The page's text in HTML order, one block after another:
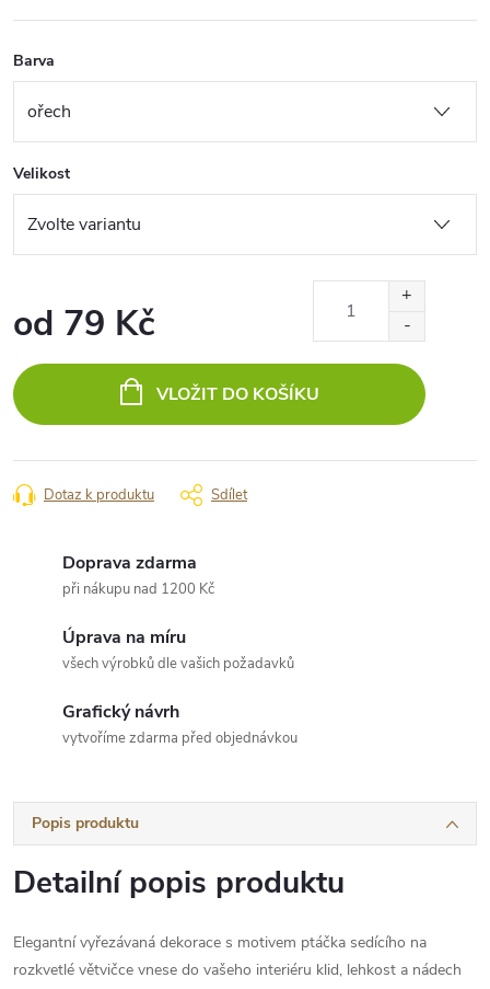
Barva
Velikost
od 79 Kč
cena:
VLOŽIT DO KOŠÍKU
Dotaz k produktu Sdílet
Doprava zdarma
při nákupu nad 1200 Kč
Úprava na míru
všech výrobků dle vašich požadavků
Grafický návrh
vytvoříme zdarma před objednávkou
Popis produktu
Detailní popis produktu
Elegantní vyřezávaná dekorace s motivem ptáčka sedícího na
rozkvetlé větvičce vnese do vašeho interiéru klid, lehkost a nádech